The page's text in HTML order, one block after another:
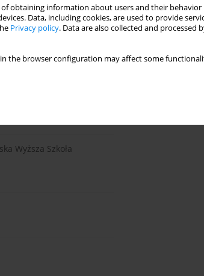
obtaining information about users and their behavior
Data, including cookies, are used to provide
Privacy policy. Data are also collected and processed
the browser configuration may affect some
Wyższa Szkoła